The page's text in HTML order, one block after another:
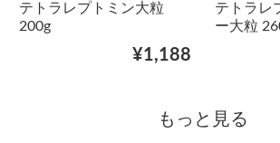
テトラレプトミン大粒
200g
¥1,188
テトラレ
ー大粒
もっと見る